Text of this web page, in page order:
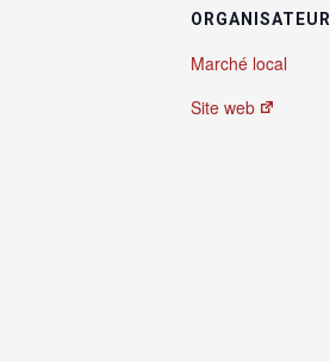
ORGANISATEUR
Marché local
Site web